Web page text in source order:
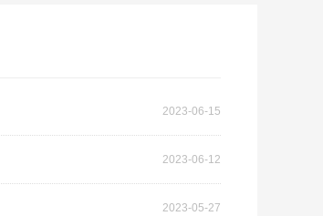
2023-06-15
2023-06-12
2023-05-27